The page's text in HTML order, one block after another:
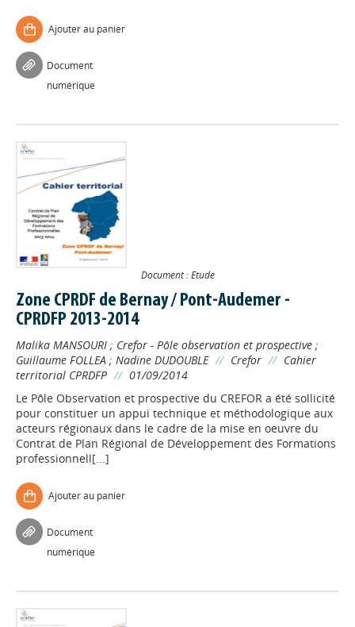
Ajouter au panier
Document
numérique
Document : Etude
Zone CPRDF de Bernay / Pont-Audemer -
CPRDFP 2013-2014
Malika MANSOURI ; Crefor - Pôle observation et prospective ;
Guillaume FOLLEA ; Nadine DUDOUBLE // Crefor // Cahier
territorial CPRDFP // 01/09/2014
Le Pôle Observation et prospective du CREFOR a été sollicité
pour constituer un appui technique et méthodologique aux
acteurs régionaux dans le cadre de la mise en oeuvre du
Contrat de Plan Régional de Développement des Formations
professionnell[...]
Ajouter au panier
Document
numérique